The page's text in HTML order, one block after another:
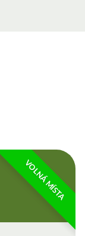
VOLNÁ MÍSTA